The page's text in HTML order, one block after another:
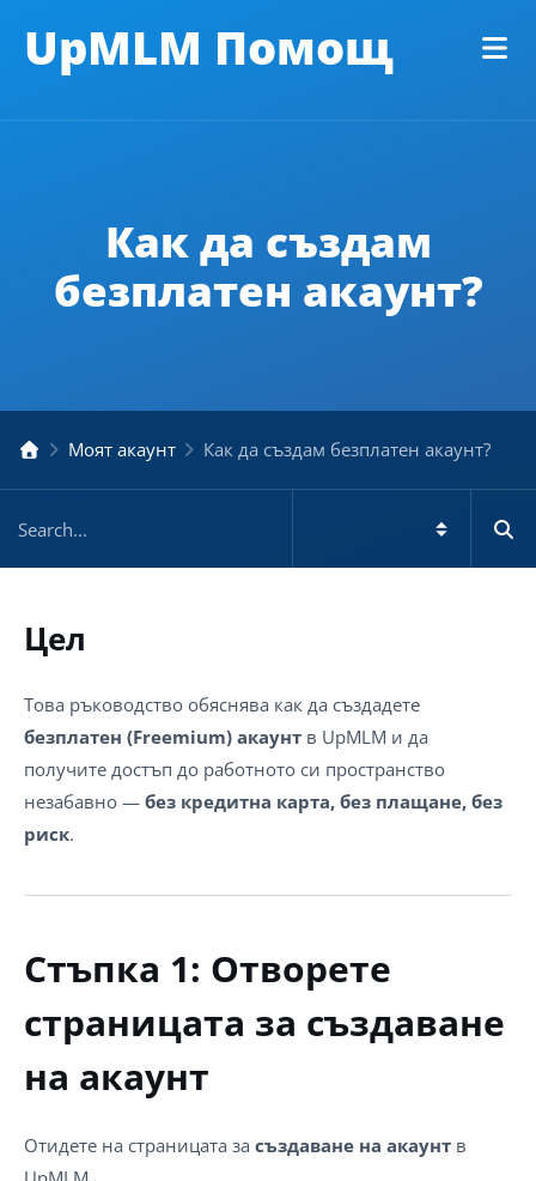
UpMLM Помощ
Как да създам
безплатен акаунт?
Моят акаунт Как да създам безплатен акаунт?
Цел
Това ръководство обяснява как да създадете
безплатен (Freemium) акаунт в UpMLM и да
получите достъп до работното си пространство
незабавно — без кредитна карта, без плащане, без
риск.
Стъпка 1: Отворете
страницата за създаване
на акаунт
Отидете на страницата за създаване на акаунт в